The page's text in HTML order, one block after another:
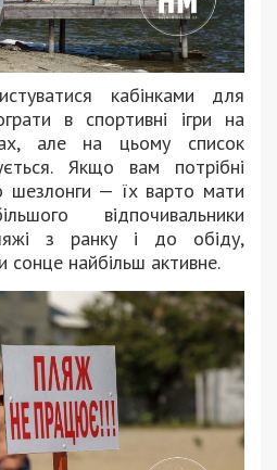
кабінками для
в спортивні ігри на
але на цьому список
Якщо вам потрібні
шезлонги — їх варто мати
відпочивальники
з ранку і до обіду,
сонце найбільш активне.